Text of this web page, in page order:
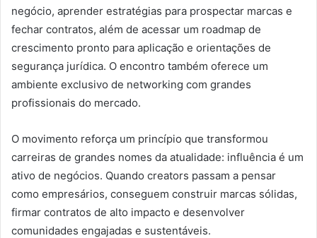
negócio, aprender estratégias para prospectar marcas e
fechar contratos, além de acessar um roadmap de
crescimento pronto para aplicação e orientações de
segurança jurídica. O encontro também oferece um
ambiente exclusivo de networking com grandes
profissionais do mercado.
O movimento reforça um princípio que transformou
carreiras de grandes nomes da atualidade: influência é um
ativo de negócios. Quando creators passam a pensar
como empresários, conseguem construir marcas sólidas,
firmar contratos de alto impacto e desenvolver
comunidades engajadas e sustentáveis.